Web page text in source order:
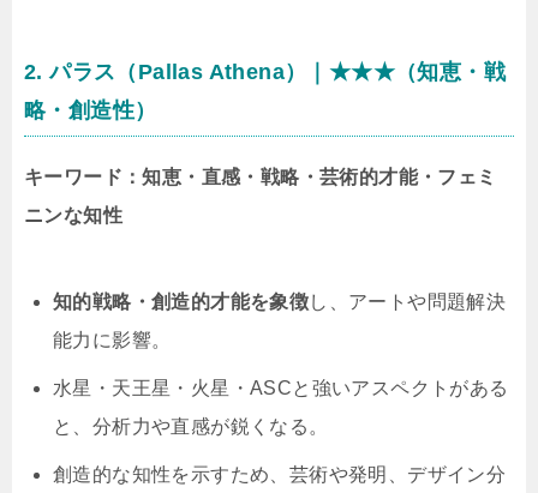
2. パラス（Pallas Athena）｜★★★（知恵・戦
略・創造性）
キーワード：知恵・直感・戦略・芸術的才能・フェミ
ニンな知性
知的戦略・創造的才能を象徴し、アートや問題解決
能力に影響。
水星・天王星・火星・ASCと強いアスペクトがある
と、分析力や直感が鋭くなる。
創造的な知性を示すため、芸術や発明、デザイン分